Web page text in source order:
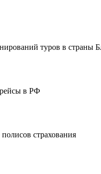
туров в страны
в РФ
страхования